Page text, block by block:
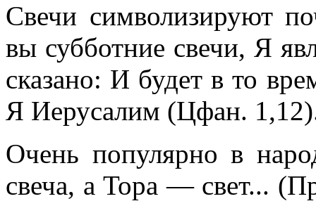
Свечи символизируют
вы субботние свечи, Я
сказано: И будет в то
Я Иерусалим (Цфан.
Очень популярно в
свеча, а Тора — свет...